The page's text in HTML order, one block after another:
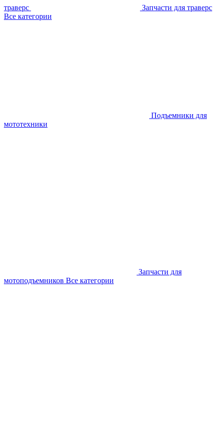
траверс
Запчасти для траверс
Все категории
Подъемники для
мототехники
Запчасти для
мотоподъемников Все категории